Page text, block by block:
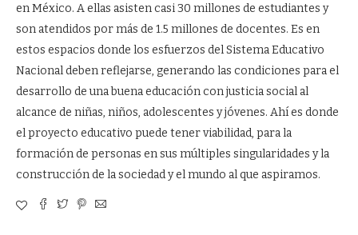
en México. A ellas asisten casi 30 millones de estudiantes y
son atendidos por más de 1.5 millones de docentes. Es en
estos espacios donde los esfuerzos del Sistema Educativo
Nacional deben reflejarse, generando las condiciones para el
desarrollo de una buena educación con justicia social al
alcance de niñas, niños, adolescentes y jóvenes. Ahí es donde
el proyecto educativo puede tener viabilidad, para la
formación de personas en sus múltiples singularidades y la
construcción de la sociedad y el mundo al que aspiramos.